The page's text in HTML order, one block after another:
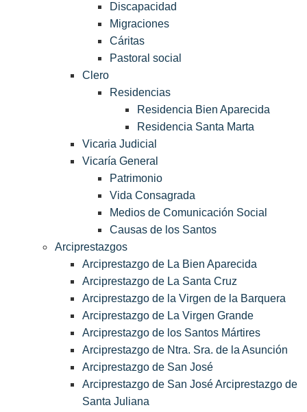
Discapacidad
Migraciones
Cáritas
Pastoral social
Clero
Residencias
Residencia Bien Aparecida
Residencia Santa Marta
Vicaria Judicial
Vicaría General
Patrimonio
Vida Consagrada
Medios de Comunicación Social
Causas de los Santos
Arciprestazgos
Arciprestazgo de La Bien Aparecida
Arciprestazgo de La Santa Cruz
Arciprestazgo de la Virgen de la Barquera
Arciprestazgo de La Virgen Grande
Arciprestazgo de los Santos Mártires
Arciprestazgo de Ntra. Sra. de la Asunción
Arciprestazgo de San José
Arciprestazgo de San José Arciprestazgo de
Santa Juliana